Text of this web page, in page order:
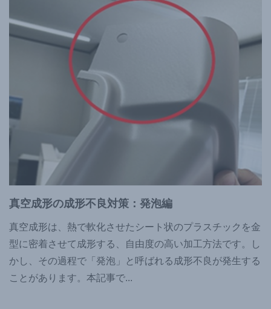
真空成形の成形不良対策：発泡編
真空成形は、熱で軟化させたシート状のプラスチックを金
型に密着させて成形する、自由度の高い加工方法です。し
かし、その過程で「発泡」と呼ばれる成形不良が発生する
ことがあります。本記事で...